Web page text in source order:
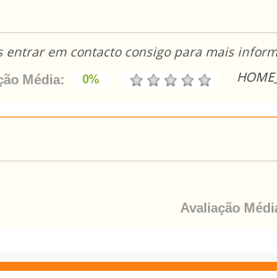
entrar em contacto consigo para mais
Média: 0%
Avaliação